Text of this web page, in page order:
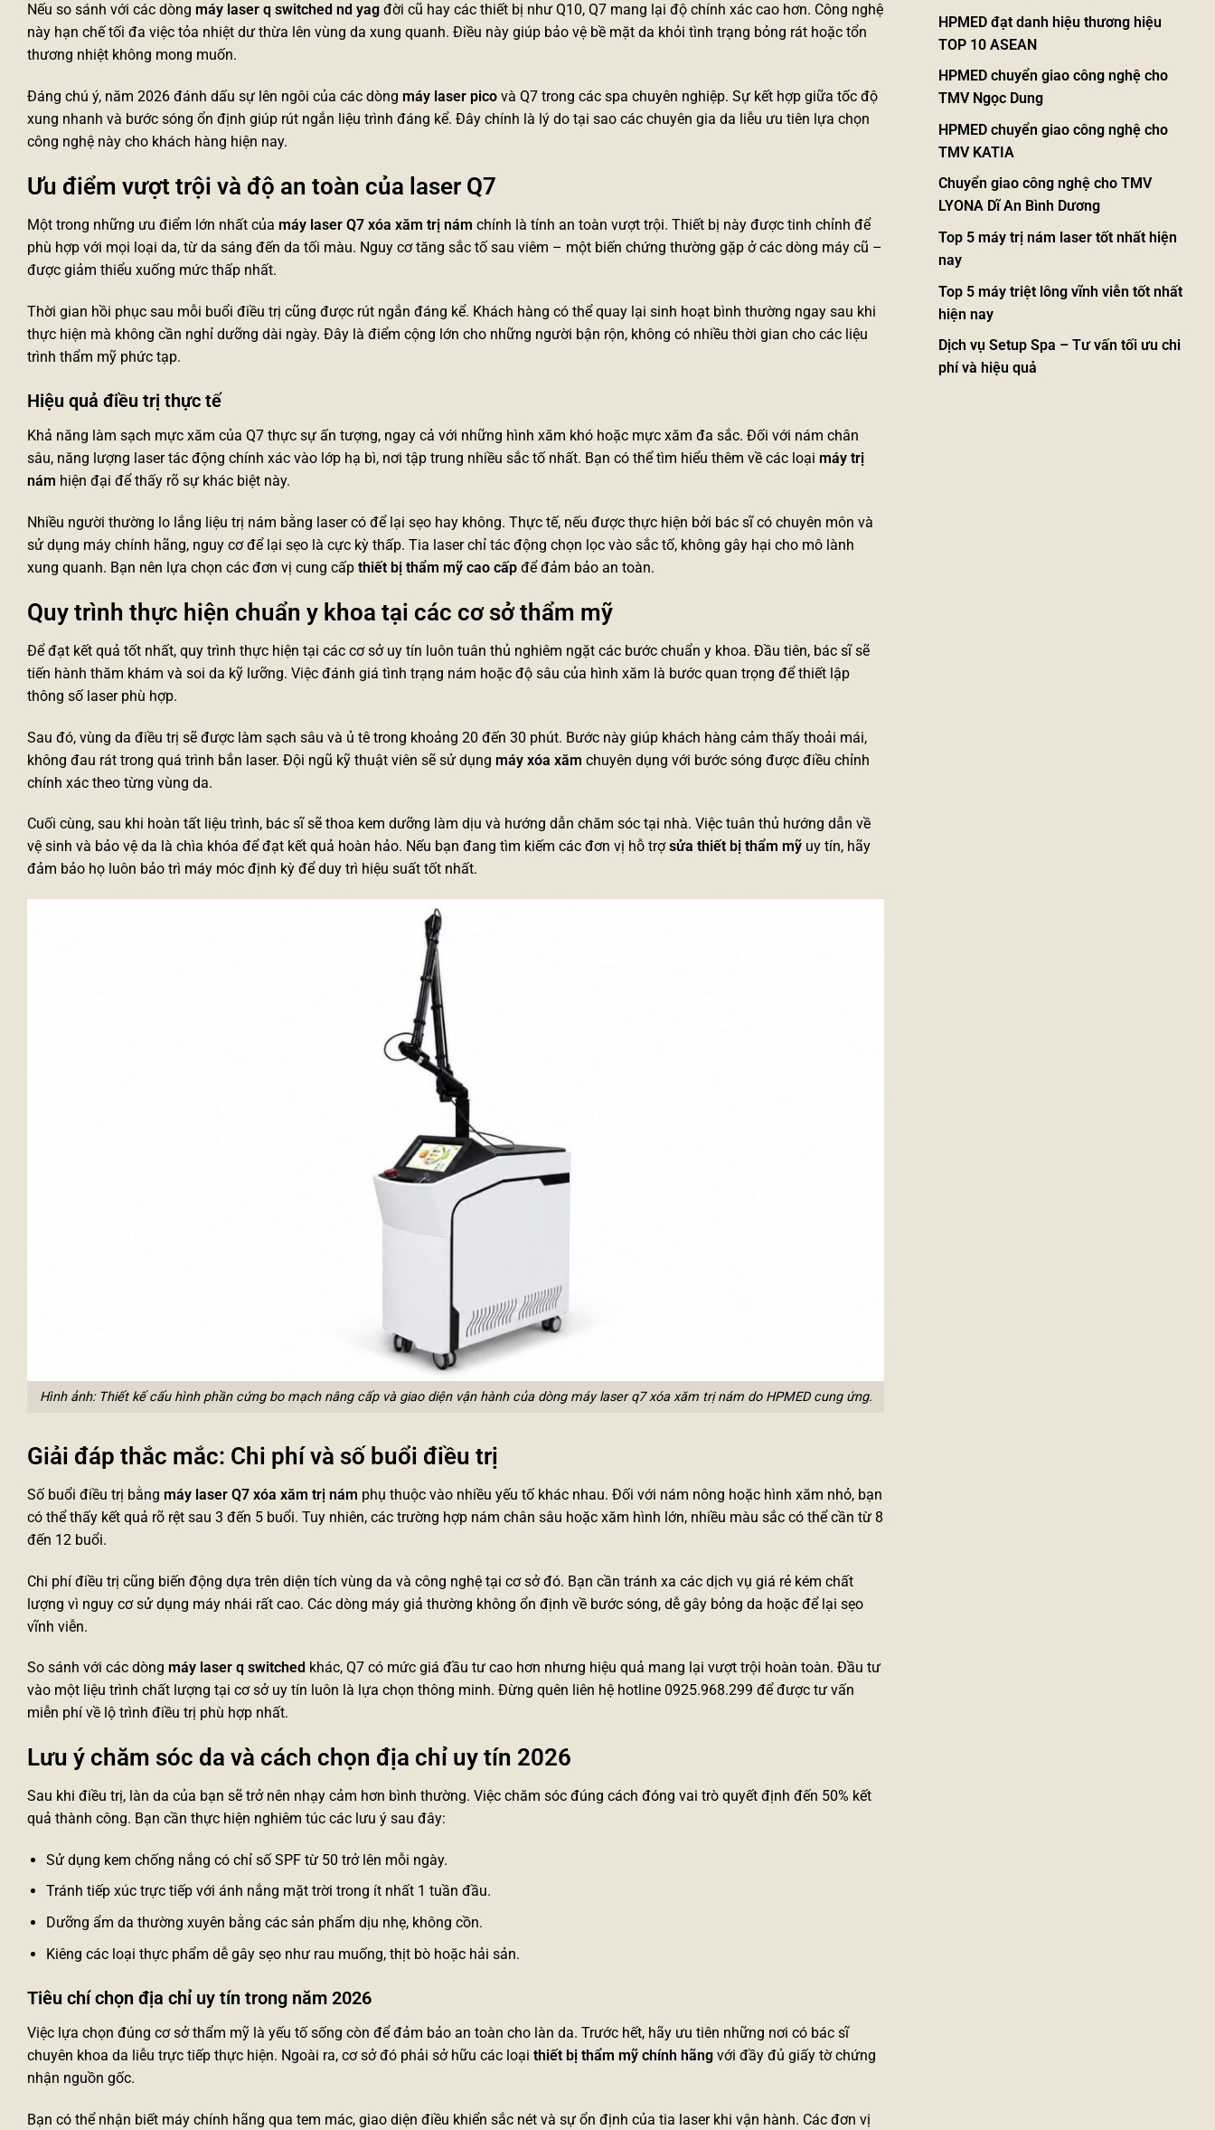
Nếu so sánh với các dòng máy laser q switched nd yag đời cũ hay các thiết bị như Q10, Q7 mang lại độ chính xác cao hơn. Công nghệ
này hạn chế tối đa việc tỏa nhiệt dư thừa lên vùng da xung quanh. Điều này giúp bảo vệ bề mặt da khỏi tình trạng bỏng rát hoặc tổn
thương nhiệt không mong muốn.
Đáng chú ý, năm 2026 đánh dấu sự lên ngôi của các dòng máy laser pico và Q7 trong các spa chuyên nghiệp. Sự kết hợp giữa tốc độ
xung nhanh và bước sóng ổn định giúp rút ngắn liệu trình đáng kể. Đây chính là lý do tại sao các chuyên gia da liễu ưu tiên lựa chọn
công nghệ này cho khách hàng hiện nay.
Ưu điểm vượt trội và độ an toàn của laser Q7
Một trong những ưu điểm lớn nhất của máy laser Q7 xóa xăm trị nám chính là tính an toàn vượt trội. Thiết bị này được tinh chỉnh để
phù hợp với mọi loại da, từ da sáng đến da tối màu. Nguy cơ tăng sắc tố sau viêm – một biến chứng thường gặp ở các dòng máy cũ –
được giảm thiểu xuống mức thấp nhất.
Thời gian hồi phục sau mỗi buổi điều trị cũng được rút ngắn đáng kể. Khách hàng có thể quay lại sinh hoạt bình thường ngay sau khi
thực hiện mà không cần nghỉ dưỡng dài ngày. Đây là điểm cộng lớn cho những người bận rộn, không có nhiều thời gian cho các liệu
trình thẩm mỹ phức tạp.
Hiệu quả điều trị thực tế
Khả năng làm sạch mực xăm của Q7 thực sự ấn tượng, ngay cả với những hình xăm khó hoặc mực xăm đa sắc. Đối với nám chân
sâu, năng lượng laser tác động chính xác vào lớp hạ bì, nơi tập trung nhiều sắc tố nhất. Bạn có thể tìm hiểu thêm về các loại máy trị
nám hiện đại để thấy rõ sự khác biệt này.
Nhiều người thường lo lắng liệu trị nám bằng laser có để lại sẹo hay không. Thực tế, nếu được thực hiện bởi bác sĩ có chuyên môn và
sử dụng máy chính hãng, nguy cơ để lại sẹo là cực kỳ thấp. Tia laser chỉ tác động chọn lọc vào sắc tố, không gây hại cho mô lành
xung quanh. Bạn nên lựa chọn các đơn vị cung cấp thiết bị thẩm mỹ cao cấp để đảm bảo an toàn.
Quy trình thực hiện chuẩn y khoa tại các cơ sở thẩm mỹ
Để đạt kết quả tốt nhất, quy trình thực hiện tại các cơ sở uy tín luôn tuân thủ nghiêm ngặt các bước chuẩn y khoa. Đầu tiên, bác sĩ sẽ
tiến hành thăm khám và soi da kỹ lưỡng. Việc đánh giá tình trạng nám hoặc độ sâu của hình xăm là bước quan trọng để thiết lập
thông số laser phù hợp.
Sau đó, vùng da điều trị sẽ được làm sạch sâu và ủ tê trong khoảng 20 đến 30 phút. Bước này giúp khách hàng cảm thấy thoải mái,
không đau rát trong quá trình bắn laser. Đội ngũ kỹ thuật viên sẽ sử dụng máy xóa xăm chuyên dụng với bước sóng được điều chỉnh
chính xác theo từng vùng da.
Cuối cùng, sau khi hoàn tất liệu trình, bác sĩ sẽ thoa kem dưỡng làm dịu và hướng dẫn chăm sóc tại nhà. Việc tuân thủ hướng dẫn về
vệ sinh và bảo vệ da là chìa khóa để đạt kết quả hoàn hảo. Nếu bạn đang tìm kiếm các đơn vị hỗ trợsửa thiết bị thẩm mỹ uy tín, hãy
đảm bảo họ luôn bảo trì máy móc định kỳ để duy trì hiệu suất tốt nhất.
Hình ảnh: Thiết kế cấu hình phần cứng bo mạch nâng cấp và giao diện vận hành của dòng máy laser q7 xóa xăm trị nám do HPMED cung ứng.
Giải đáp thắc mắc: Chi phí và số buổi điều trị
Số buổi điều trị bằng máy laser Q7 xóa xăm trị nám phụ thuộc vào nhiều yếu tố khác nhau. Đối với nám nông hoặc hình xăm nhỏ, bạn
có thể thấy kết quả rõ rệt sau 3 đến 5 buổi. Tuy nhiên, các trường hợp nám chân sâu hoặc xăm hình lớn, nhiều màu sắc có thể cần từ 8
đến 12 buổi.
Chi phí điều trị cũng biến động dựa trên diện tích vùng da và công nghệ tại cơ sở đó. Bạn cần tránh xa các dịch vụ giá rẻ kém chất
lượng vì nguy cơ sử dụng máy nhái rất cao. Các dòng máy giả thường không ổn định về bước sóng, dễ gây bỏng da hoặc để lại sẹo
vĩnh viễn.
So sánh với các dòng máy laser q switched khác, Q7 có mức giá đầu tư cao hơn nhưng hiệu quả mang lại vượt trội hoàn toàn. Đầu tư
vào một liệu trình chất lượng tại cơ sở uy tín luôn là lựa chọn thông minh. Đừng quên liên hệ hotline 0925.968.299 để được tư vấn
miễn phí về lộ trình điều trị phù hợp nhất.
Lưu ý chăm sóc da và cách chọn địa chỉ uy tín 2026
Sau khi điều trị, làn da của bạn sẽ trở nên nhạy cảm hơn bình thường. Việc chăm sóc đúng cách đóng vai trò quyết định đến 50% kết
quả thành công. Bạn cần thực hiện nghiêm túc các lưu ý sau đây:
Sử dụng kem chống nắng có chỉ số SPF từ 50 trở lên mỗi ngày.
Tránh tiếp xúc trực tiếp với ánh nắng mặt trời trong ít nhất 1 tuần đầu.
Dưỡng ẩm da thường xuyên bằng các sản phẩm dịu nhẹ, không cồn.
Kiêng các loại thực phẩm dễ gây sẹo như rau muống, thịt bò hoặc hải sản.
Tiêu chí chọn địa chỉ uy tín trong năm 2026
Việc lựa chọn đúng cơ sở thẩm mỹ là yếu tố sống còn để đảm bảo an toàn cho làn da. Trước hết, hãy ưu tiên những nơi có bác sĩ
chuyên khoa da liễu trực tiếp thực hiện. Ngoài ra, cơ sở đó phải sở hữu các loại thiết bị thẩm mỹ chính hãng với đầy đủ giấy tờ chứng
nhận nguồn gốc.
Bạn có thể nhận biết máy chính hãng qua tem mác, giao diện điều khiển sắc nét và sự ổn định của tia laser khi vận hành. Các đơn vị
HPMED đạt danh hiệu thương hiệu
TOP 10 ASEAN
HPMED chuyển giao công nghệ cho
TMV Ngọc Dung
HPMED chuyển giao công nghệ cho
TMV KATIA
Chuyển giao công nghệ cho TMV
LYONA Dĩ An Bình Dương
Top 5 máy trị nám laser tốt nhất hiện
nay
Top 5 máy triệt lông vĩnh viễn tốt nhất
hiện nay
Dịch vụ Setup Spa – Tư vấn tối ưu chi
phí và hiệu quả